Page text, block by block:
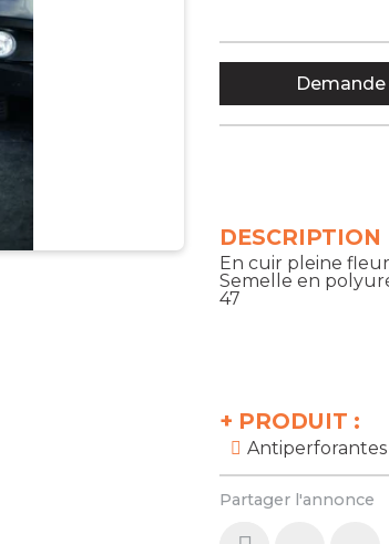
+ PRODUIT :
Antiperforantes
Partager l'annonce
DESCRIPTION
En cuir pleine
Semelle en
47